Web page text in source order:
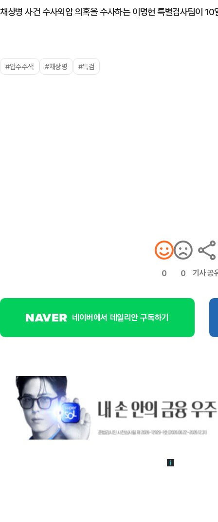
채상병 사건 수사외압 의혹을 수사하는 이명현 특별검사팀이
#압수수색 #채상병 #특검
0 0 기사 공
네이버에서 데일리안 구독하기